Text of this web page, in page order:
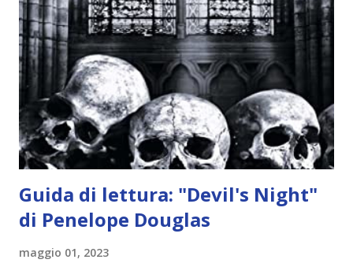
per avvertili che Mikael non è più "l'angelo puro" che
credono e che potrebbe aver ucciso altri mezzi angeli, tipo
Rafael. A quelle parole, Haniel seguito da altri ibridi, si reca
nell'appartamento, senza risultati. Infine cercano nella
chiesetta. Lì trovano Rafael alle prese con gli angeli puri,
ma questa volta ...
Guida di lettura: "Devil's Night"
di Penelope Douglas
maggio 01, 2023